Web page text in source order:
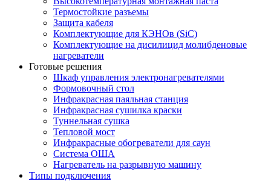
Термостойкие разъемы
Защита кабеля
Комплектующие для КЭНОв (SiC)
Комплектующие на дисилицид молибденовые
нагреватели
Готовые решения
Шкаф управления электронагревателями
Формовочный стол
Инфракрасная паяльная станция
Инфракрасная сушилка краски
Туннельная сушка
Тепловой мост
Инфракрасные обогреватели для саун
Система ОША
Нагреватель на разрывную машину
Типы подключения